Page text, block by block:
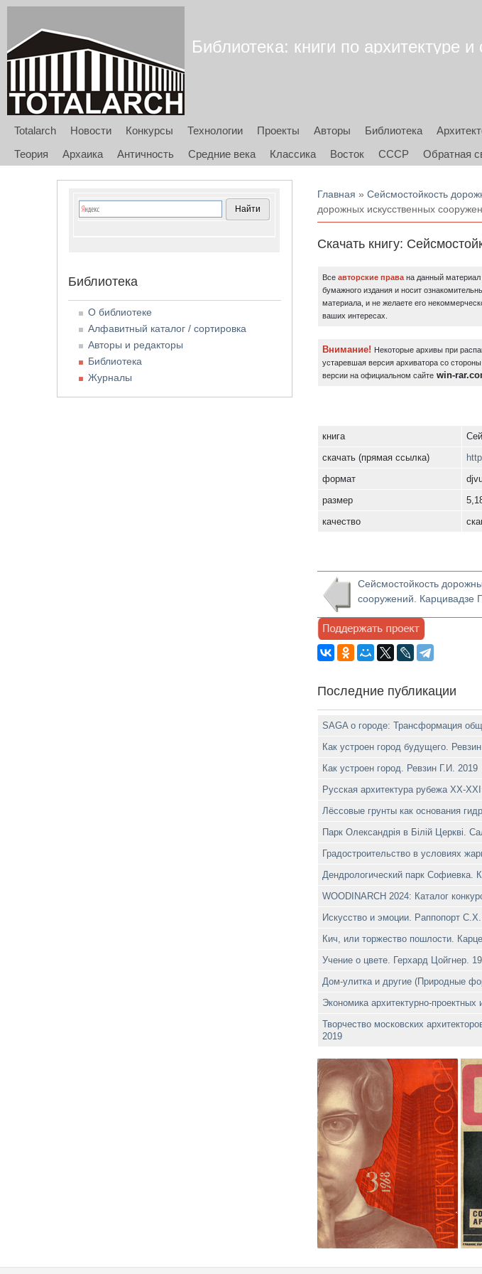
Библиотека: книги по архитектуре и
Totalarch Новости Конкурсы Технологии Проекты Авторы Библиотека
Теория
Архаика Античность Средние века Классика Восток СССР Обратная
Вы здесь
Главная »Сейсмостойкость
дорожных искусственных
Скачать книгу:
Всеавторские права на данный материал
бумажного издания и носит
материала, и не желаете его
ваших интересах.
Внимание! Некоторые архивы при
устаревшая версия архиватора со
версии на официальном сайте win-
книга
скачать (прямая ссылка)
формат
размер
качество
Сейсмостойкость
сооружений. Карцивадзе
Последние публикации
SAGA о городе: Трансформация
Как устроен город будущего.
Как устроен город. Ревзин Г.И. 2019
Русская архитектура рубежа ХХ-
Лёссовые грунты как основания
Парк Олександрiя в Бiлiй Церквi.
Градостроительство в условиях
Дендрологический парк
WOODINARCH 2024: Каталог
Искусство и эмоции. Раппопорт
Кич, или торжество пошлости.
Учение о цвете. Герхард Цойгнер.
Дом-улитка и другие (Природные
Экономика архитектурно-
Творчество московских
2019
Библиотека
О библиотеке
Алфавитный каталог / сортировка
Авторы и редакторы
Библиотека
Журналы